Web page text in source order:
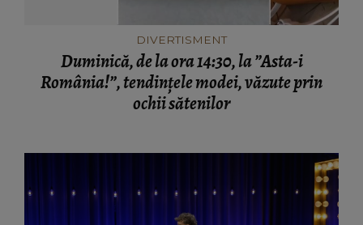
DIVERTISMENT
Duminică, de la ora 14:30, la ”Asta-i
România!”, tendințele modei, văzute prin
ochii sătenilor